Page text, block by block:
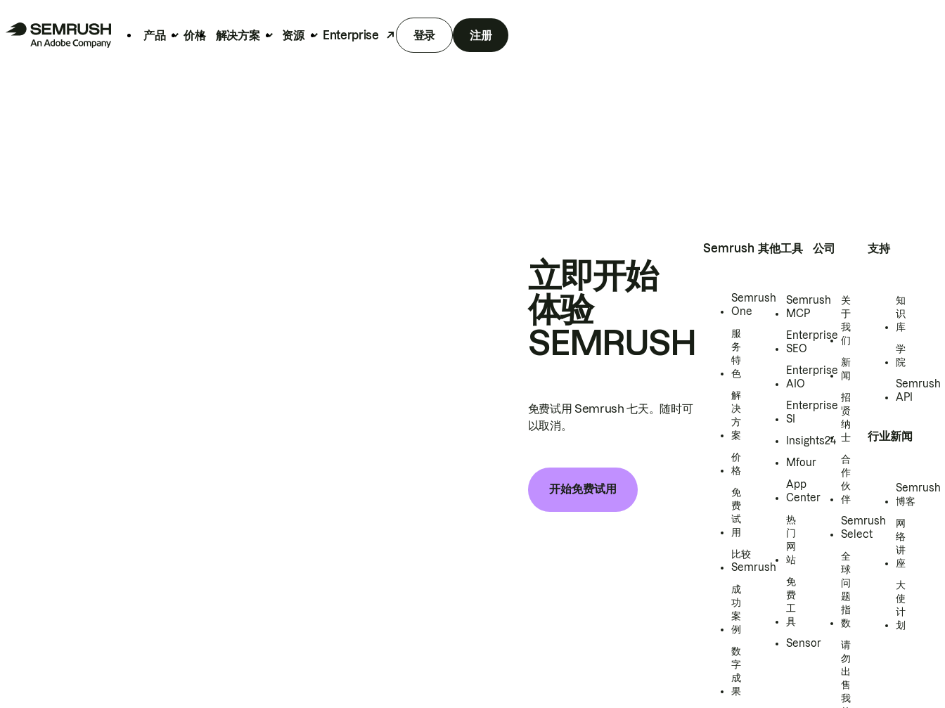
产品 价格 解决方案 资源 Enterprise 登录 注册
立即开始
体验
SEMRUSH
免费试用 Semrush 七天。随时可
以取消。
开始免费试用
Semrush
Semrush
One
服
务
特
色
解
决
方
案
价
格
免
费
试
用
比较
Semrush
成
功
案
例
数
字
成
果
其他工具
Semrush
MCP
Enterprise
SEO
Enterprise
AIO
Enterprise
SI
Insights24
Mfour
App
Center
热
门
网
站
免
费
工
具
Sensor
公司
关
于
我
们
新
闻
招
贤
纳
士
合
作
伙
伴
Semrush
Select
全
球
问
题
指
数
请
勿
出
售
我
支持
知
识
库
学
院
Semrush
API
行业新闻
Semrush
博客
网
络
讲
座
大
使
计
划